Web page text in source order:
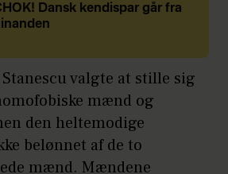
Dansk kendispar går fra
valgte at stille sig
mænd og
den heltemodige
belønnet af de to
mænd. Mændene